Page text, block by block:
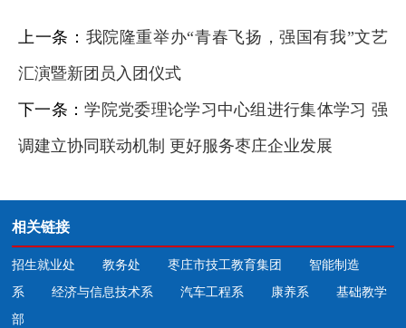
上一条： 我院隆重举办“青春飞扬，强国有我”文艺
汇演暨新团员入团仪式
下一条：学院党委理论学习中心组进行集体学习 强
调建立协同联动机制 更好服务枣庄企业发展
相关链接
招生就业处 教务处 枣庄市技工教育集团
智能制造
系
经济与信息技术系 汽车工程系 康养系
基础教学
部